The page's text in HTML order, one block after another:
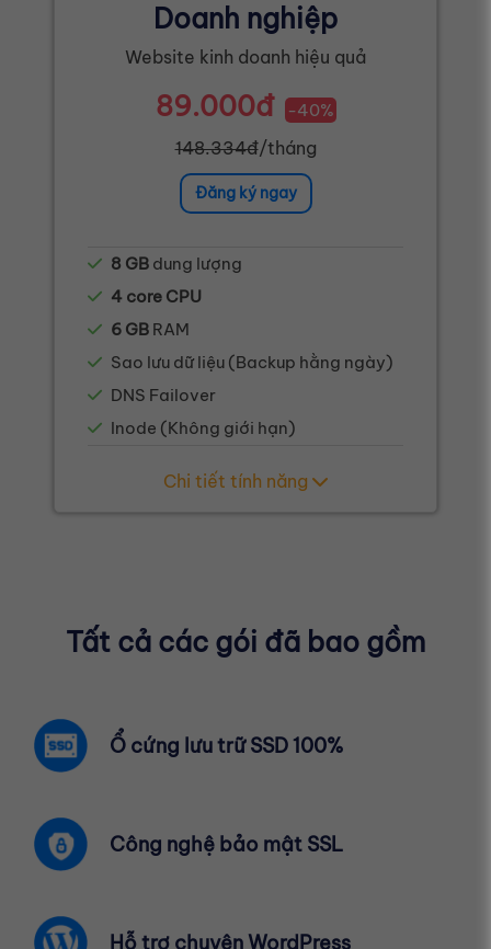
Doanh nghiệp
Website kinh doanh hiệu quả
89.000đ -40%
148.334đ/tháng
Đăng ký ngay
8 GB dung lượng
4 core CPU
6 GB RAM
Sao lưu dữ liệu (Backup hằng ngày)
DNS Failover
Inode (Không giới hạn)
Chi tiết tính năng
Tất cả các gói đã bao gồm
Ổ cứng lưu trữ SSD 100%
Công nghệ bảo mật SSL
Hỗ trợ chuyên WordPress